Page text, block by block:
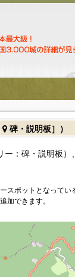
碑・説明板］）
：碑・説明板）
スポットとなってい
加できます。